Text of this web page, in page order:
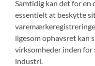
Samtidig kan det for
essentielt at beskytte
ligesom ophavsret kan
virksomheder inden
industri.